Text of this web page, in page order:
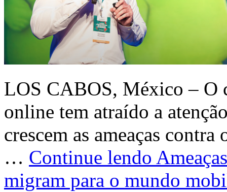
LOS CABOS, México – O
online tem atraído a
crescem as ameaças
… Continue lendo
migram para o mundo